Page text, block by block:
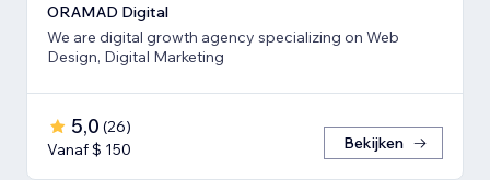
ORAMAD Digital
We are digital growth agency specializing on Web
Design, Digital Marketing
5,0 (26)
Vanaf $ 150
Bekijken